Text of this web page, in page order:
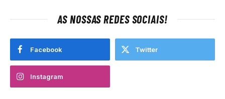
AS NOSSAS REDES SOCIAIS!
Facebook Twitter
Instagram